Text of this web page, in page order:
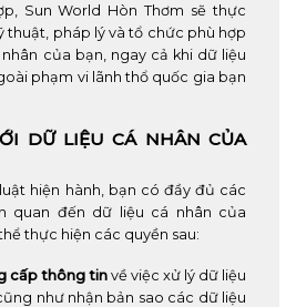
Sun World Hòn Thơm sẽ thực
thuật, pháp lý và tổ chức phù hợp
của bạn, ngay cả khi dữ liệu
phạm vi lãnh thổ quốc gia bạn
DỮ LIỆU CÁ NHÂN CỦA
hiện hành, bạn có đầy đủ các
quan đến dữ liệu cá nhân của
thực hiện các quyền sau:
cấp thông tinvề việc xử lý dữ liệu
như nhận bản sao các dữ liệu